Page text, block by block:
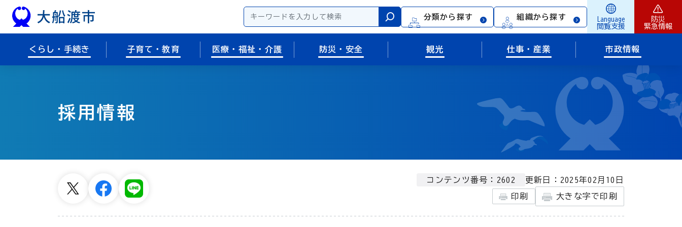
本文へスキップ
検索
分類から探す 組織から探す
Language
閲覧支援
防災
緊急情報
くらし・手続き 子育て・教育 医療・福祉・介護 防災・安全 観光 仕事・産業 市政情報
採用情報
コンテンツ番号：2602 更新日：2025年02月10日
印刷 大きな字で印刷